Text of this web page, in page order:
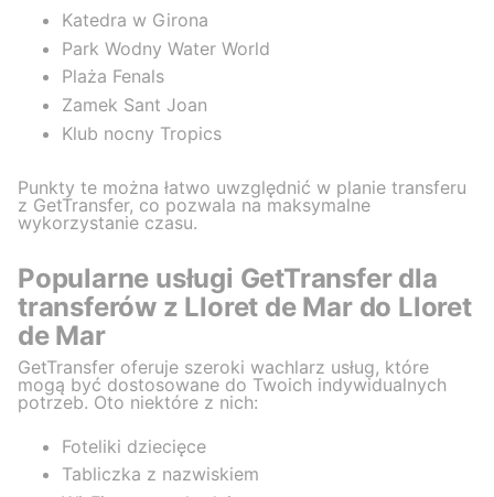
Katedra w Girona
Park Wodny Water World
Plaża Fenals
Zamek Sant Joan
Klub nocny Tropics
Punkty te można łatwo uwzględnić w planie transferu
z GetTransfer, co pozwala na maksymalne
wykorzystanie czasu.
Popularne usługi GetTransfer dla
transferów z Lloret de Mar do Lloret
de Mar
GetTransfer oferuje szeroki wachlarz usług, które
mogą być dostosowane do Twoich indywidualnych
potrzeb. Oto niektóre z nich:
Foteliki dziecięce
Tabliczka z nazwiskiem